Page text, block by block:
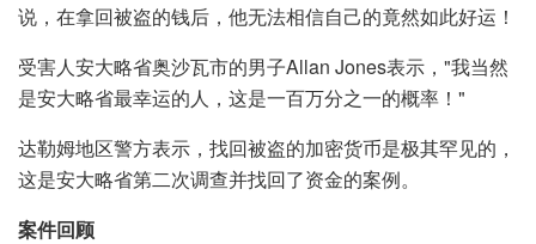
说，在拿回被盗的钱后，他无法相信自己的竟然如此好运！
受害人安大略省奥沙瓦市的男子Allan Jones表示，"我当然
是安大略省最幸运的人，这是一百万分之一的概率！"
达勒姆地区警方表示，找回被盗的加密货币是极其罕见的，
这是安大略省第二次调查并找回了资金的案例。
案件回顾